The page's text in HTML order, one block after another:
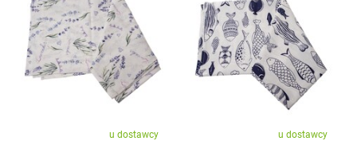
u dostawcy u dostawcy